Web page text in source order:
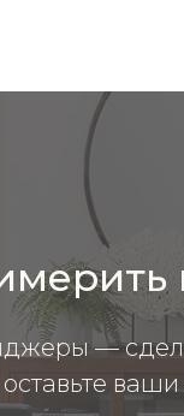
—